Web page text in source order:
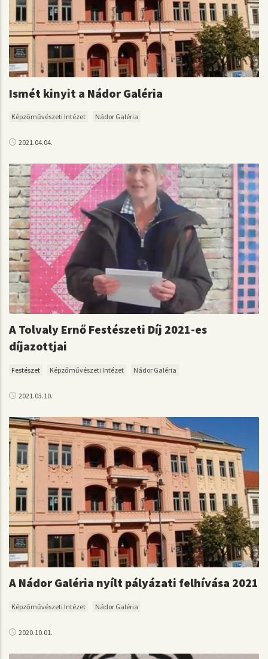
Ismét kinyit a Nádor Galéria
Képzőművészeti Intézet Nádor Galéria
2021.04.04.
A Tolvaly Ernő Festészeti Díj 2021-es
díjazottjai
Festészet Képzőművészeti Intézet Nádor Galéria
2021.03.10.
A Nádor Galéria nyílt pályázati felhívása 2021
Képzőművészeti Intézet Nádor Galéria
2020.10.01.